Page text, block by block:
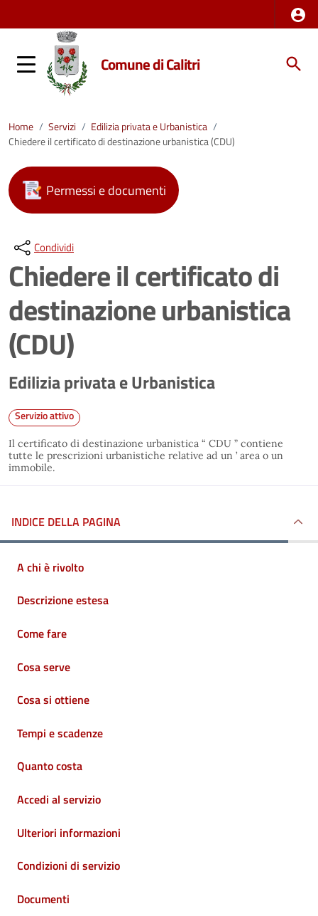
Comune di Calitri
Home / Servizi / Edilizia privata e Urbanistica /
Chiedere il certificato di destinazione urbanistica (CDU)
Permessi e documenti
Condividi
Chiedere il certificato di
destinazione urbanistica
(CDU)
Edilizia privata e Urbanistica
Servizio attivo
Il certificato di destinazione urbanistica “ CDU ” contiene
tutte le prescrizioni urbanistiche relative ad un ’ area o un
immobile.
INDICE DELLA PAGINA
A chi è rivolto
Descrizione estesa
Come fare
Cosa serve
Cosa si ottiene
Tempi e scadenze
Quanto costa
Accedi al servizio
Ulteriori informazioni
Condizioni di servizio
Documenti